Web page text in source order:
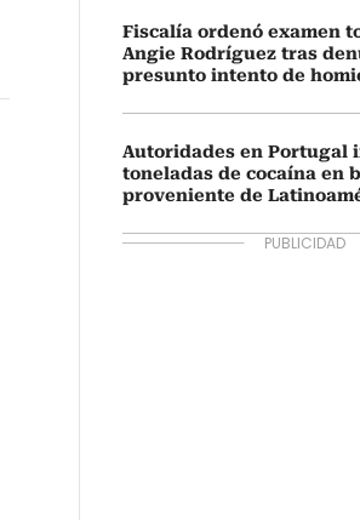
Fiscalía ordenó examen
Angie Rodríguez tras
presunto intento de
Autoridades en Portugal
toneladas de cocaína en
proveniente de